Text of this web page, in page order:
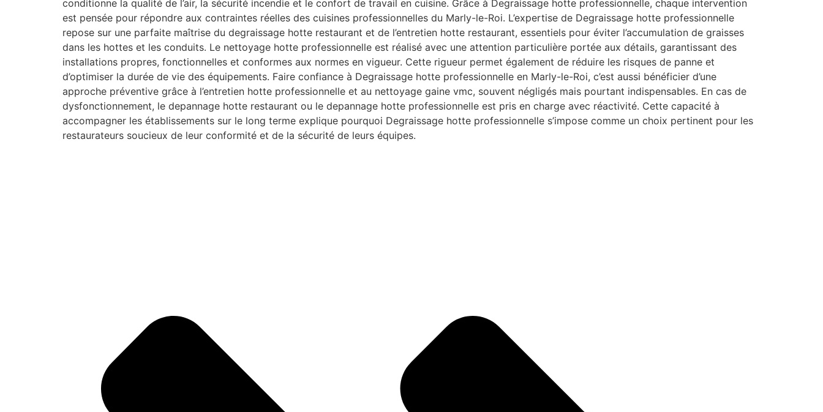
conditionne la qualité de l’air, la sécurité incendie et le confort de travail en cuisine. Grâce à Degraissage hotte professionnelle, chaque intervention
est pensée pour répondre aux contraintes réelles des cuisines professionnelles du Marly-le-Roi. L’expertise de Degraissage hotte professionnelle
repose sur une parfaite maîtrise du degraissage hotte restaurant et de l’entretien hotte restaurant, essentiels pour éviter l’accumulation de graisses
dans les hottes et les conduits. Le nettoyage hotte professionnelle est réalisé avec une attention particulière portée aux détails, garantissant des
installations propres, fonctionnelles et conformes aux normes en vigueur. Cette rigueur permet également de réduire les risques de panne et
d’optimiser la durée de vie des équipements. Faire confiance à Degraissage hotte professionnelle en Marly-le-Roi, c’est aussi bénéficier d’une
approche préventive grâce à l’entretien hotte professionnelle et au nettoyage gaine vmc, souvent négligés mais pourtant indispensables. En cas de
dysfonctionnement, le depannage hotte restaurant ou le depannage hotte professionnelle est pris en charge avec réactivité. Cette capacité à
accompagner les établissements sur le long terme explique pourquoi Degraissage hotte professionnelle s’impose comme un choix pertinent pour les
restaurateurs soucieux de leur conformité et de la sécurité de leurs équipes.